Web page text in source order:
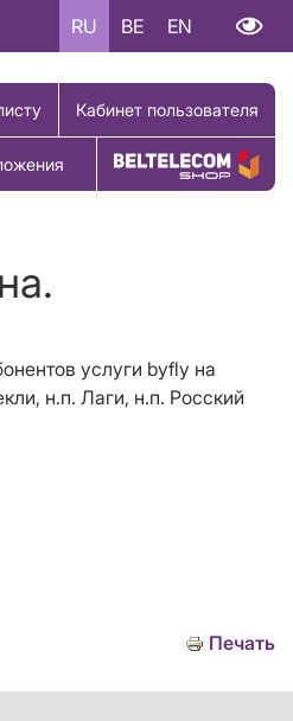
RU BE EN
Кабинет пользователя
Купить товар
услуги byfly на
н.п. Лаги, н.п. Росский
Печать